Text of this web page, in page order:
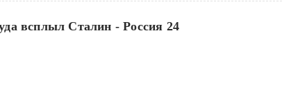
всплыл Сталин - Россия 24